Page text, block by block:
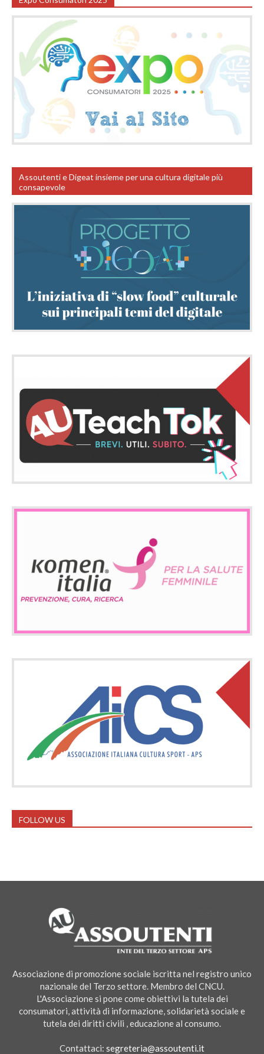
Assoutenti e Digeat insieme per una cultura digitale più
consapevole
FOLLOW US
Associazione di promozione sociale iscritta nel registro unico
nazionale del Terzo settore. Membro del CNCU.
L'Associazione si pone come obiettivi la tutela dei
consumatori, attività di informazione, solidarietà sociale e
tutela dei diritti civili , educazione al consumo.
Contattaci: segreteria@assoutenti.it